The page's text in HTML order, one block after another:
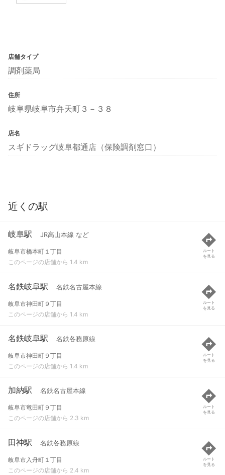
店舗タイプ
調剤薬局
住所
岐阜県岐阜市弁天町３－３８
店名
スギドラッグ岐阜都通店（保険調剤窓口）
近くの駅
岐阜駅 JR高山本線 など
岐阜市橋本町１丁目
このページの店舗から 1.4 km
ルート
を見る
名鉄岐阜駅 名鉄名古屋本線
岐阜市神田町９丁目
このページの店舗から 1.4 km
ルート
を見る
名鉄岐阜駅 名鉄各務原線
岐阜市神田町９丁目
このページの店舗から 1.4 km
ルート
を見る
加納駅 名鉄名古屋本線
岐阜市竜田町９丁目
このページの店舗から 2.3 km
ルート
を見る
田神駅 名鉄各務原線
岐阜市入舟町１丁目
このページの店舗から 2.4 km
ルート
を見る